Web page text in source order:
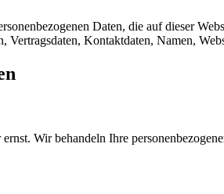
Daten, die auf dieser
Kontaktdaten, Namen,
Wir behandeln Ihre